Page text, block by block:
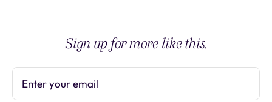
Sign up for more like this.
Enter your email